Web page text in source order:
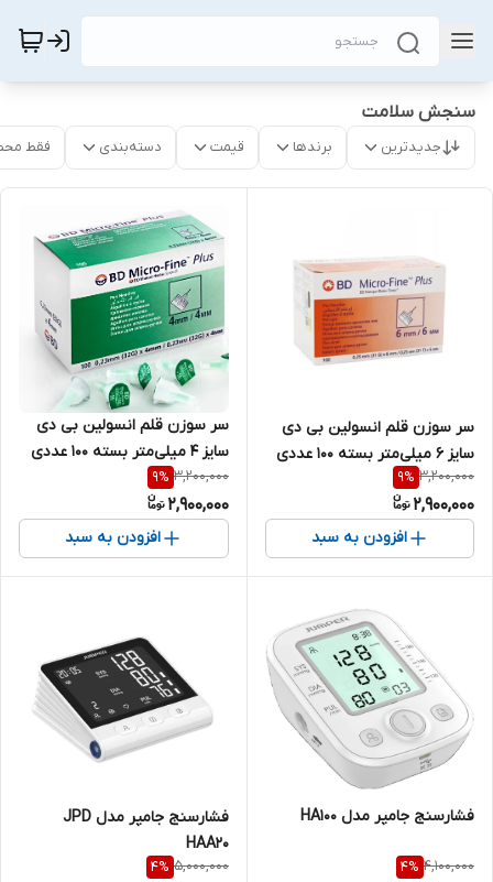
سنجش سلامت
جدیدترین برندها قیمت دسته‌بندی فقط
سر سوزن قلم انسولین بی دی
سایز 6 میلی‌متر بسته ۱۰۰ عددی
3,200,000
9%
2,900,000
افزودن به سبد
سر سوزن قلم انسولین بی دی
سایز ۴ میلی‌متر بسته ۱۰۰ عددی
3,200,000
9%
2,900,000
افزودن به سبد
فشارسنج جامپر مدل HA100
4,100,000
4%
فشارسنج جامپر مدل JPD
HAA20
5,000,000
4%